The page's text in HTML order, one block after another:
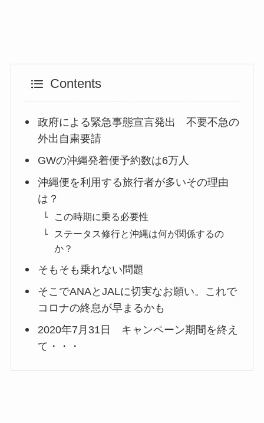
Contents
政府による緊急事態宣言発出 不要不急の
外出自粛要請
GWの沖縄発着便予約数は6万人
沖縄便を利用する旅行者が多いその理由
は？
この時期に乗る必要性
ステータス修行と沖縄は何が関係するの
か？
そもそも乗れない問題
そこでANAとJALに切実なお願い。これで
コロナの終息が早まるかも
2020年7月31日 キャンペーン期間を終え
て・・・